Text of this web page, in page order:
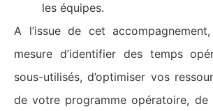
les équipes.
A l’issue de cet
mesure d’identifier des temps
sous-utilisés, d’optimiser vos
de votre programme opératoire, de